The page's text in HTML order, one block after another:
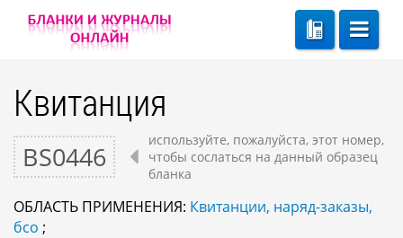
Квитанция
BS0446
используйте, пожалуйста, этот номер,
чтобы сослаться на данный образец
бланка
ОБЛАСТЬ ПРИМЕНЕНИЯ: Квитанции, наряд-заказы,
бсо ;